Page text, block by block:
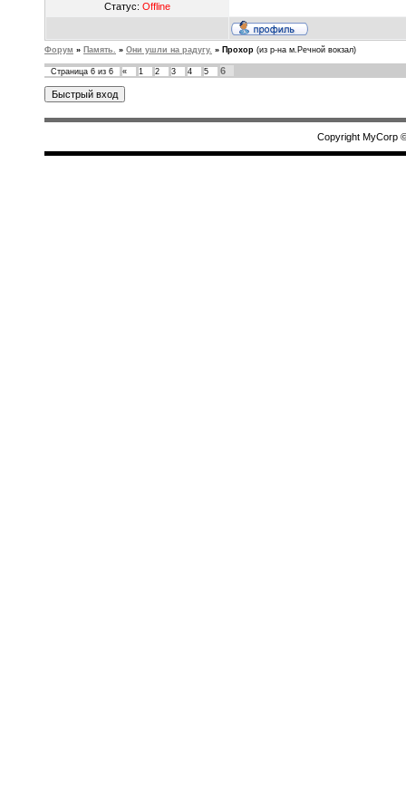
Статус: Offline
Форум » Память. » Они ушли на радугу. » Прохор (из р-на м.Речной вокзал)
Страница 6 из 6 « 1 2 3 4 5 6
Copyright MyCorp